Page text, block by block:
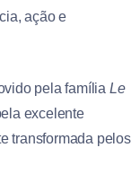
ação e
pela família Le
excelente
transformada pelos